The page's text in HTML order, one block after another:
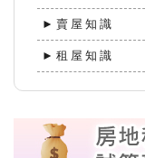
►賣屋知識
►租屋知識